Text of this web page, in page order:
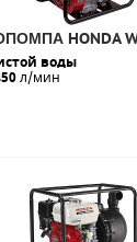
HONDA
воды
л/мин